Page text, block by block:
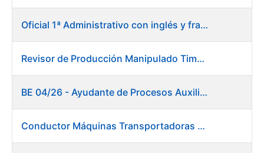
Mostrar/Ocultar
Mostrar/Ocultar
Oficial 1ª Administrativo con inglés y francés
Revisor de Producción Manipulado Timbre
BE 04/26 - Ayudante de Procesos Auxiliares. Fábrica de Papel
Conductor Máquinas Transportadoras Elevadoras. Fábrica Papel